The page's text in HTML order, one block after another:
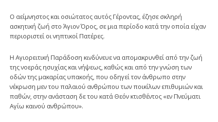
Ο αείμνηστος και οσιώτατος αυτός Γέροντας, έζησε σκληρή
ασκητική ζωή στο Άγιον Όρος, σε μια περίοδο κατά την οποία είχαν
περιοριστεί οι νηπτικοί Πατέρες.
Η Αγιορειτική Παράδοση κινδύνευε να απομακρυνθεί από την ζωή
της νοεράς ησυχίας και νήψεως, καθώς και από την γνώση των
οδών της μακαρίας υπακοής, που οδηγεί τον άνθρωπο στην
νέκρωση μεν του παλαιού ανθρώπου των ποικίλων επιθυμιών και
παθών, στην ανάσταση δε του κατά Θεόν κτισθέντος «εν Πνεύματι
Αγίω καινού ανθρώπου».